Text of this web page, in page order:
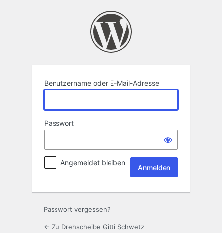
Benutzername oder E-Mail-Adresse
Passwort
Angemeldet bleiben
Passwort vergessen?
← Zu Drehscheibe Gitti Schwetz